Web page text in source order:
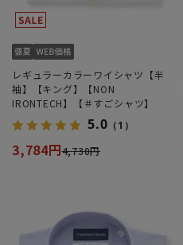
レギュラーカラーワイシャツ【半
袖】【キング】【NON
IRONTECH】【＃すごシャツ】
5.0 （1）
3,784円4,730円